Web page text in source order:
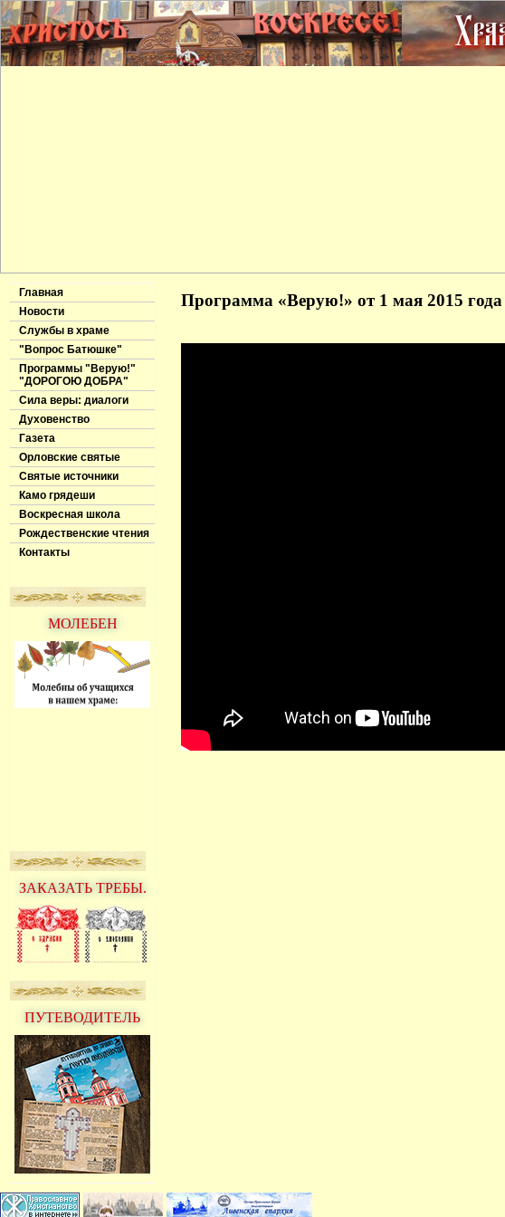
Главная
Новости
Службы в храме
"Вопрос Батюшке"
Программы "Верую!"
"ДОРОГОЮ ДОБРА"
Сила веры: диалоги
Духовенство
Газета
Орловские святые
Святые источники
Камо грядеши
Воскресная школа
Рождественские чтения
Контакты
МОЛЕБЕН
ЗАКАЗАТЬ ТРЕБЫ.
ПУТЕВОДИТЕЛЬ
Программа «Верую!» от 1 мая 2015 года